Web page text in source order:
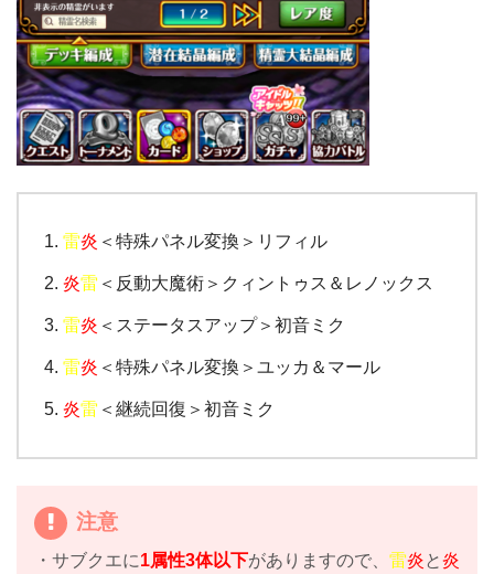
雷炎 ＜特殊パネル変換＞リフィル
炎雷 ＜反動大魔術＞クィントゥス＆レノックス
雷炎 ＜ステータスアップ＞初音ミク
雷炎 ＜特殊パネル変換＞ユッカ＆マール
炎雷 ＜継続回復＞初音ミク
注意
・サブクエに1属性3体以下がありますので、 雷炎と炎